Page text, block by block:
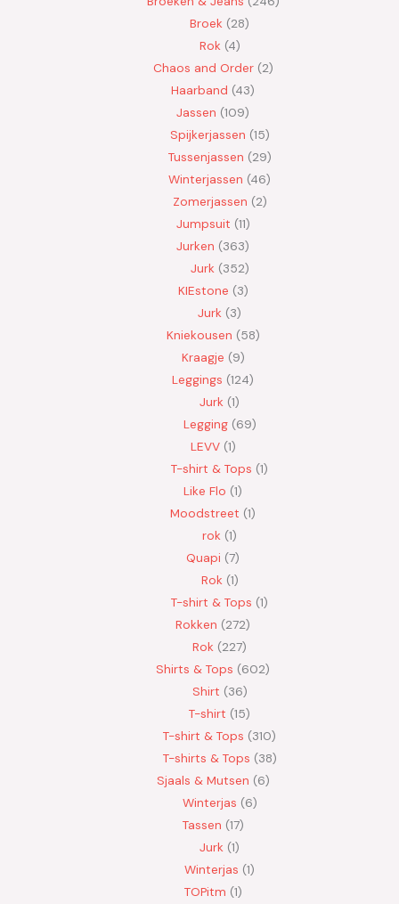
Broek 28
Rok 4
Chaos and Order 2
Haarband 43
Jassen 109
Spijkerjassen 15
Tussenjassen 29
Winterjassen 46
Zomerjassen 2
Jumpsuit 11
Jurken 363
Jurk 352
KIEstone 3
Jurk 3
Kniekousen 58
Kraagje 9
Leggings 124
Jurk 1
Legging 69
LEVV 1
T-shirt & Tops 1
Like Flo 1
Moodstreet 1
rok 1
Quapi 7
Rok 1
T-shirt & Tops 1
Rokken 272
Rok 227
Shirts & Tops 602
Shirt 36
T-shirt 15
T-shirt & Tops 310
T-shirts & Tops 38
Sjaals & Mutsen 6
Winterjas 6
Tassen 17
Jurk 1
Winterjas 1
TOPitm 1